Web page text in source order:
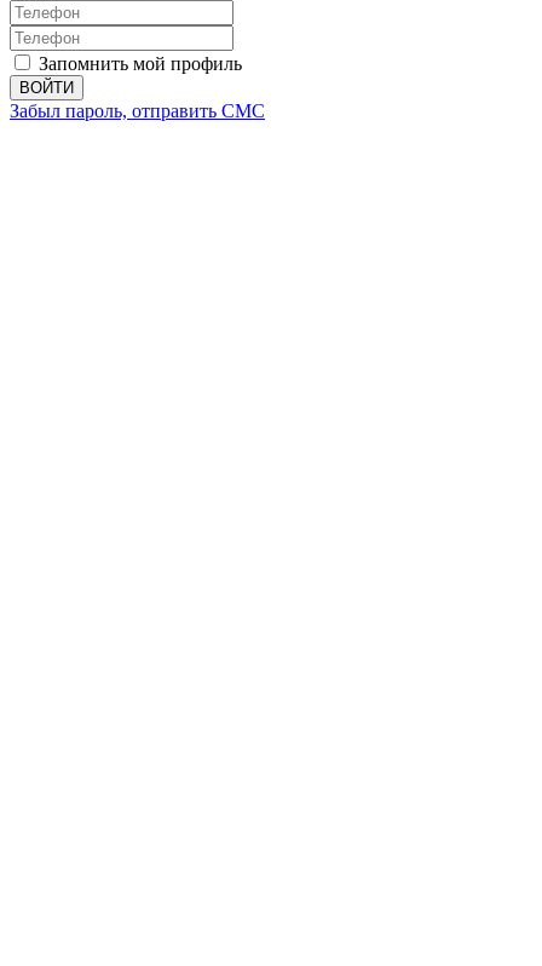
Запомнить мой профиль
ВОЙТИ
Забыл пароль, отправить СМС